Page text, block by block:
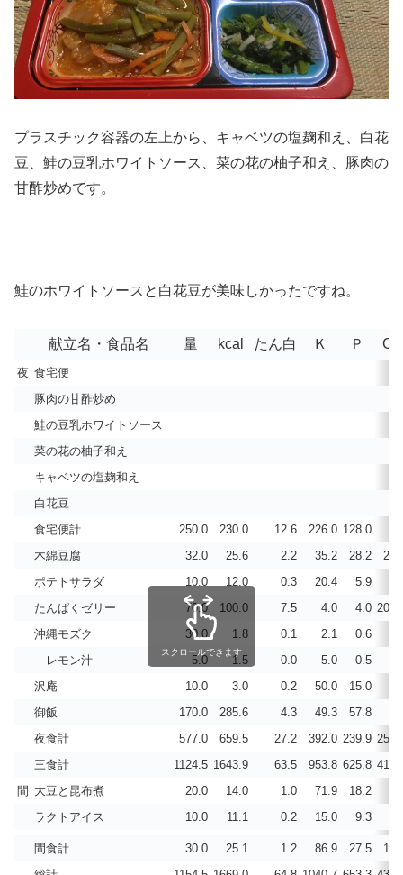
プラスチック容器の左上から、キャベツの塩麹和え、白花
豆、鮭の豆乳ホワイトソース、菜の花の柚子和え、豚肉の
甘酢炒めです。
鮭のホワイトソースと白花豆が美味しかったですね。
献立名・食品名 量 kcal たん白 Ｋ Ｐ Ca
夜 食宅便
豚肉の甘酢炒め
鮭の豆乳ホワイトソース
菜の花の柚子和え
キャベツの塩麹和え
白花豆
食宅便計
250.0 230.0 12.6 226.0 128.0
木綿豆腐
32.0 25.6 2.2 35.2 28.2
ポテトサラダ
10.0 12.0 0.3 20.4 5.9
たんぱくゼリー
70.0 100.0 7.5 4.0 4.0
沖縄モズク
30.0 1.8 0.1 2.1 0.6
レモン汁
5.0 1.5 0.0 5.0 0.5
沢庵
10.0 3.0 0.2 50.0 15.0
御飯
170.0 285.6 4.3 49.3 57.8
夜食計
577.0 659.5 27.2 392.0 239.9
三食計
1124.5 1643.9 63.5 953.8 625.8
間 大豆と昆布煮 20.0 14.0 1.0 71.9 18.2
ラクトアイス
10.0 11.1 0.2 15.0 9.3
間食計 30.0 25.1 1.2 86.9 27.5
スクロールできます